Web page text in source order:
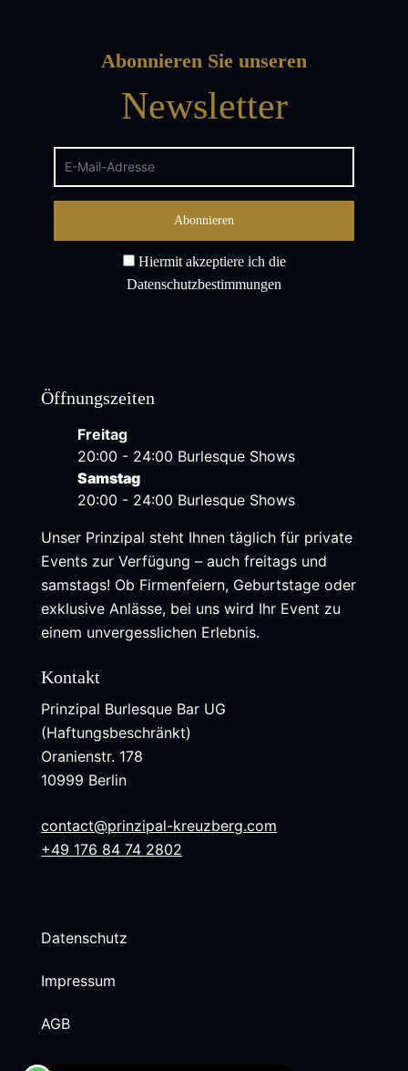
Abonnieren Sie unseren
Newsletter
Hiermit akzeptiere ich die
Datenschutzbestimmungen
Öffnungszeiten
Freitag
20:00 - 24:00 Burlesque Shows
Samstag
20:00 - 24:00 Burlesque Shows
Unser Prinzipal steht Ihnen täglich für private
Events zur Verfügung – auch freitags und
samstags! Ob Firmenfeiern, Geburtstage oder
exklusive Anlässe, bei uns wird Ihr Event zu
einem unvergesslichen Erlebnis.
Kontakt
Prinzipal Burlesque Bar UG
(Haftungsbeschränkt)
Oranienstr. 178
10999 Berlin
contact@prinzipal-kreuzberg.com
+49 176 84 74 2802
Datenschutz
Impressum
AGB